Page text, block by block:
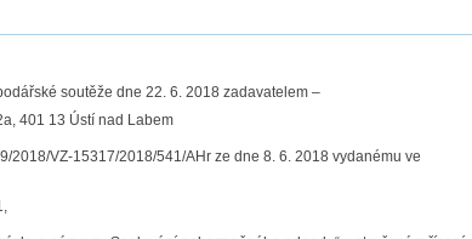
soutěže dne 22. 6. 2018 zadavatelem –
401 13 Ústí nad Labem
VZ-15317/2018/541/AHr ze dne 8. 6. 2018 vydanému ve